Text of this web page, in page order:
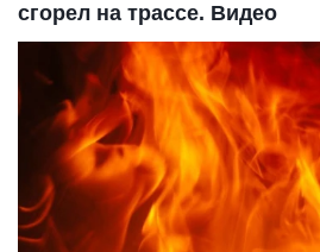
сгорел на трассе. Видео